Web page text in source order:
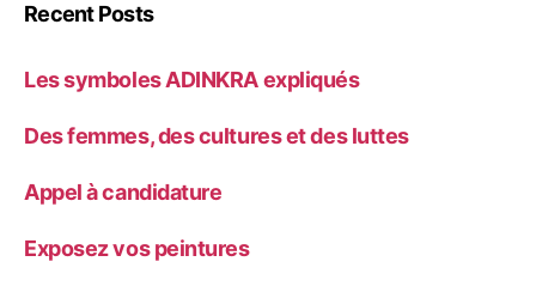
Recent Posts
Les symboles ADINKRA expliqués
Des femmes, des cultures et des luttes
Appel à candidature
Exposez vos peintures